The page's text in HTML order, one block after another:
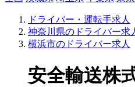
ドライバー・運転手求人
神奈川県のドライバー求
横浜市のドライバー求人
安全輸送株